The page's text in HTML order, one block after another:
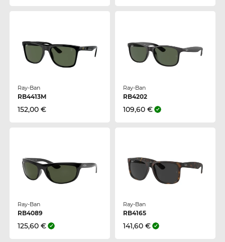
Ray-Ban
RB4413M
152,00 €
Ray-Ban
RB4202
109,60 €
Ray-Ban
RB4089
125,60 €
Ray-Ban
RB4165
141,60 €